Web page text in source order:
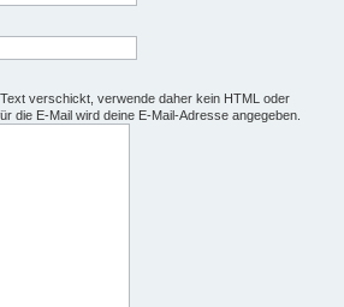
verschickt, verwende daher kein HTML oder
die E-Mail wird deine E-Mail-Adresse angegeben.